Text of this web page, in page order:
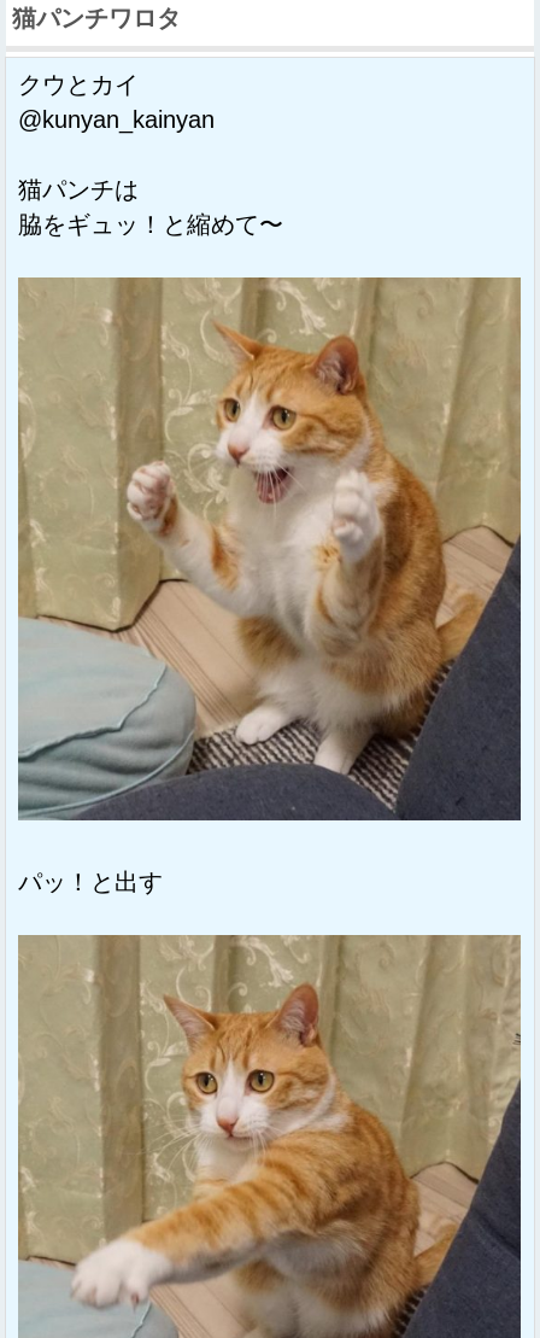
猫パンチワロタ
クウとカイ
@kunyan_kainyan
猫パンチは
脇をギュッ！と縮めて〜
パッ！と出す